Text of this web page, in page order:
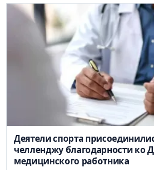
Деятели спорта
челленджу благодарности ко
медицинского работника